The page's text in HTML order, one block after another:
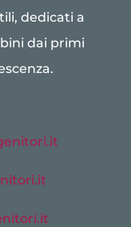
dedicati a
dai primi